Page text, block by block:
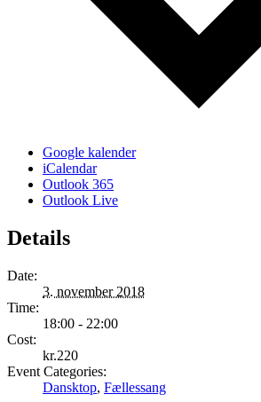
Google kalender
iCalendar
Outlook 365
Outlook Live
Details
Date:
3. november 2018
Time:
18:00 - 22:00
Cost:
kr.220
Event Categories:
Dansktop, Fællessang